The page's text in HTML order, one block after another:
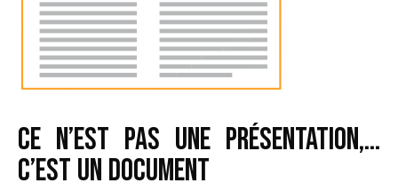
Ce n’est pas une PRéSENTATION,…
C’est un DOCUMENT